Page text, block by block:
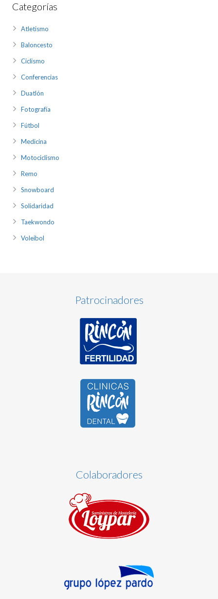
Categorías
Atletismo
Baloncesto
Ciclismo
Conferencias
Duatlón
Fotografía
Fútbol
Medicina
Motociclismo
Remo
Snowboard
Solidaridad
Taekwondo
Voleibol
Patrocinadores
Colaboradores